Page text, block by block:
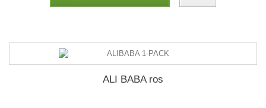
ALI BABA ros